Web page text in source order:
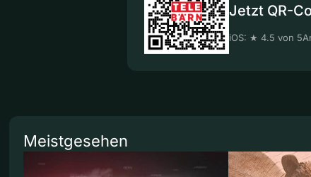
Jetzt QR-
iOS: ★ 4.5 von 5
Meistgesehen